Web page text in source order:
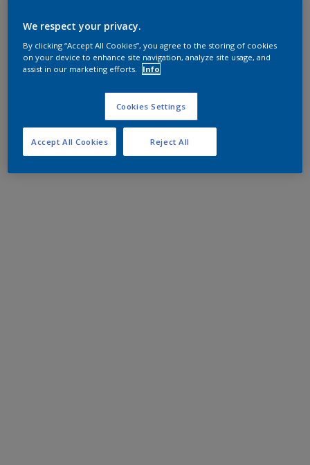
We respect your privacy.
By clicking “Accept All Cookies”, you agree to the storing of cookies
on your device to enhance site navigation, analyze site usage, and
assist in our marketing efforts.
Info
Cookies Settings
Reject All
Accept All Cookies